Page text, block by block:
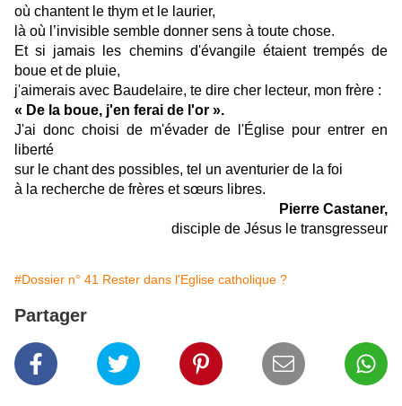
où chantent le thym et le laurier,
là où l’invisible semble donner sens à toute chose.
Et si jamais les chemins d'évangile étaient trempés de
boue et de pluie,
j'aimerais avec Baudelaire, te dire cher lecteur, mon frère :
« De la boue, j'en ferai de l'or ».
J'ai donc choisi de m'évader de l'Église pour entrer en
liberté
sur le chant des possibles, tel un aventurier de la foi
à la recherche de frères et sœurs libres.
Pierre Castaner,
disciple de Jésus le transgresseur
#Dossier n° 41 Rester dans l'Eglise catholique ?
Partager